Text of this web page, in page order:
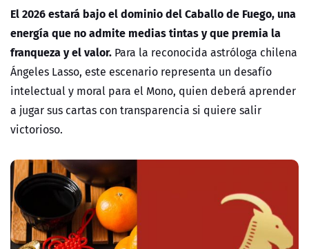
El 2026 estará bajo el dominio del Caballo de Fuego, una
energía que no admite medias tintas y que premia la
franqueza y el valor. Para la reconocida astróloga chilena
Ángeles Lasso, este escenario representa un desafío
intelectual y moral para el Mono, quien deberá aprender
a jugar sus cartas con transparencia si quiere salir
victorioso.